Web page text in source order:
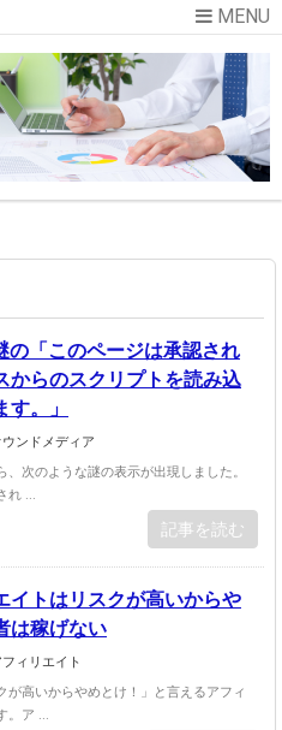
の「このページは承認され
からのスクリプトを読み込
す。」
ウンドメディア
次のような謎の表示が出現しました。
れ ...
記事を読む
イトはリスクが高いからや
は稼げない
フィリエイト
が高いからやめとけ！」と言えるアフィ
。ア ...